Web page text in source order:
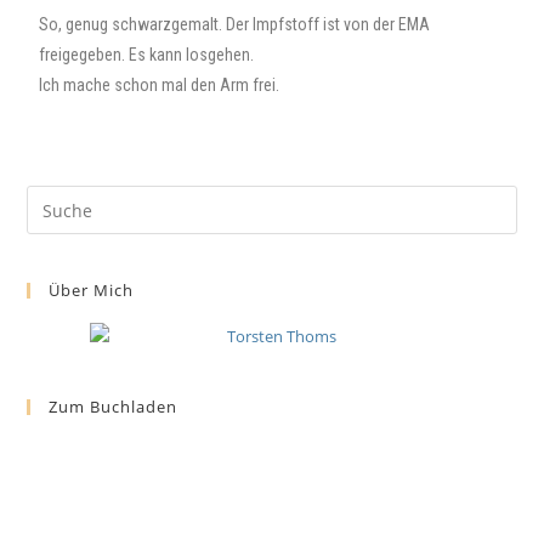
So, genug schwarzgemalt. Der Impfstoff ist von der EMA
freigegeben. Es kann losgehen.
Ich mache schon mal den Arm frei.
Über Mich
Zum Buchladen